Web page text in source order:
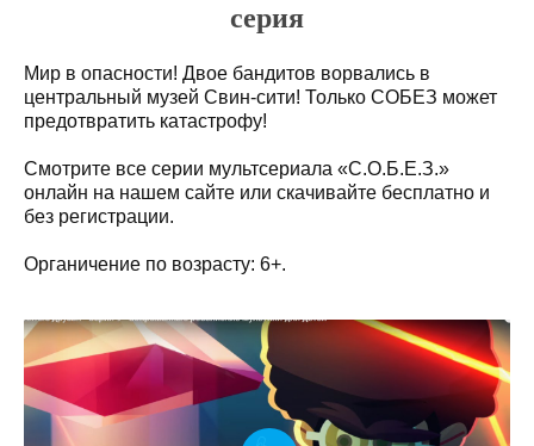
серия
Мир в опасности! Двое бандитов ворвались в
центральный музей Свин-сити! Только СОБЕЗ может
предотвратить катастрофу!
Смотрите все серии мультсериала «С.О.Б.Е.З.»
онлайн на нашем сайте или скачивайте бесплатно и
без регистрации.
Органичение по возрасту: 6+.